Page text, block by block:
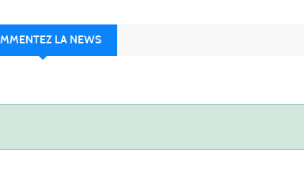
LA NEWS